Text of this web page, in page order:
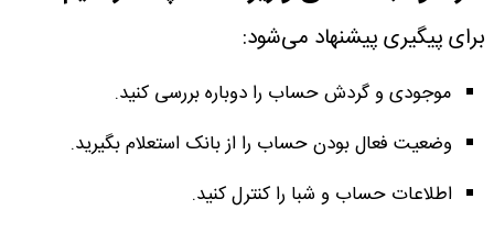
برای پیگیری پیشنهاد می‌شود:
موجودی و گردش حساب را دوباره بررسی کنید.
وضعیت فعال بودن حساب را از بانک استعلام بگیرید.
اطلاعات حساب و شبا را کنترل کنید.